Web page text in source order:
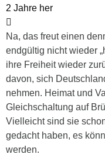
2 Jahre her
Na, das freut einen
endgültig nicht wieder
ihre Freiheit wieder
davon, sich
nehmen. Heimat und
Gleichschaltung auf
Vielleicht sind sie
gedacht haben, es
werden.